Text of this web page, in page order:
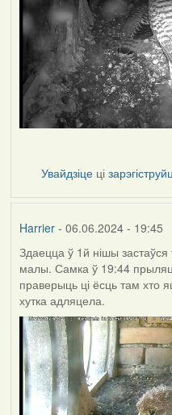
Увайдзіце ці
Harrier- 06.06.2024 - 19:45
Здаецца ў 1й нішы застаўся
малы. Самка ў 19:44
праверыць ці ёсць там хто
хутка адляцела.